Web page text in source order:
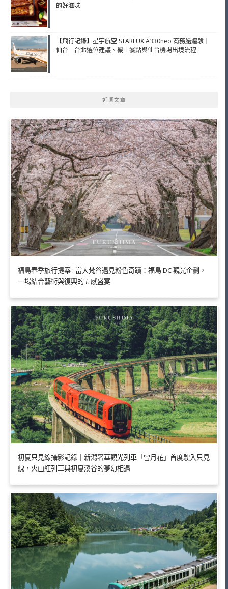
的好滋味
【飛行記錄】星宇航空 STARLUX A330neo 商務艙體驗｜
仙台－台北選位建議、機上餐點與仙台機場出境流程
近期文章
福島春季旅行提案 : 當大梵谷遇見粉色奇蹟：福島 DC 觀光企劃，
一場結合藝術與復興的五感盛宴
初夏只見線攝影記錄｜新潟奢華觀光列車「雪月花」首度駛入只見
線，火山紅列車與初夏溪谷的夢幻相遇